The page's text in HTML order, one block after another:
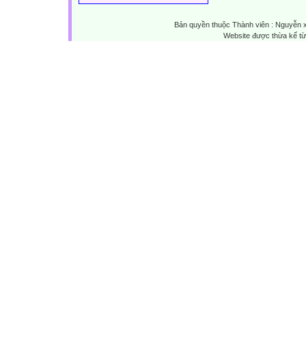
Bản quyền thuộc Thành viên :
Website được thừa kế